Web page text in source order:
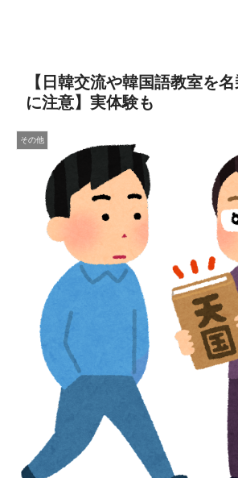
【日韓交流や韓国語教室を
に注意】実体験も
その他